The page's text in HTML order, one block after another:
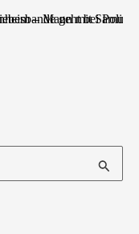
geht bei
– Mann mit